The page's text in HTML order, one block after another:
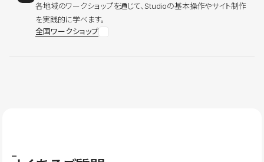
各地域のワークショップを通じて、Studioの基本操作やサイト制作
を実践的に学べます。
全国ワークショップ